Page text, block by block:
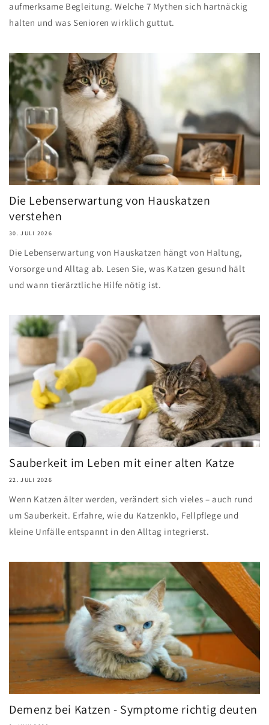
aufmerksame Begleitung. Welche 7 Mythen sich hartnäckig
halten und was Senioren wirklich guttut.
Die Lebenserwartung von Hauskatzen
verstehen
30. JULI 2026
Die Lebenserwartung von Hauskatzen hängt von Haltung,
Vorsorge und Alltag ab. Lesen Sie, was Katzen gesund hält
und wann tierärztliche Hilfe nötig ist.
Sauberkeit im Leben mit einer alten Katze
22. JULI 2026
Wenn Katzen älter werden, verändert sich vieles – auch rund
um Sauberkeit. Erfahre, wie du Katzenklo, Fellpflege und
kleine Unfälle entspannt in den Alltag integrierst.
Demenz bei Katzen - Symptome richtig deuten